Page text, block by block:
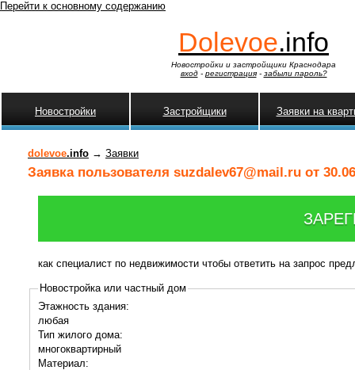
Перейти к основному содержанию
Dolevoe.info
Новостройки и застройщики Краснодара
вход- регистрация- забыли пароль?
Новостройки Застройщики Заявки на
dolevoe.info → Заявки
Заявка пользователя suzdalev67@mail.ru от
как специалист по недвижимости чтобы ответить на запрос
Новостройка или частный дом
Этажность здания:
любая
Тип жилого дома:
многоквартирный
Материал: